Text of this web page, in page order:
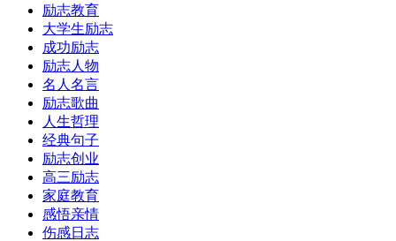
励志教育
大学生励志
成功励志
励志人物
名人名言
励志歌曲
人生哲理
经典句子
励志创业
高三励志
家庭教育
感悟亲情
伤感日志